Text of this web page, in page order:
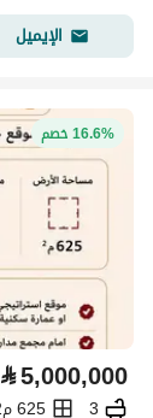
الإيميل
16.6% خصم
⃁5,000,000
3
625 م2